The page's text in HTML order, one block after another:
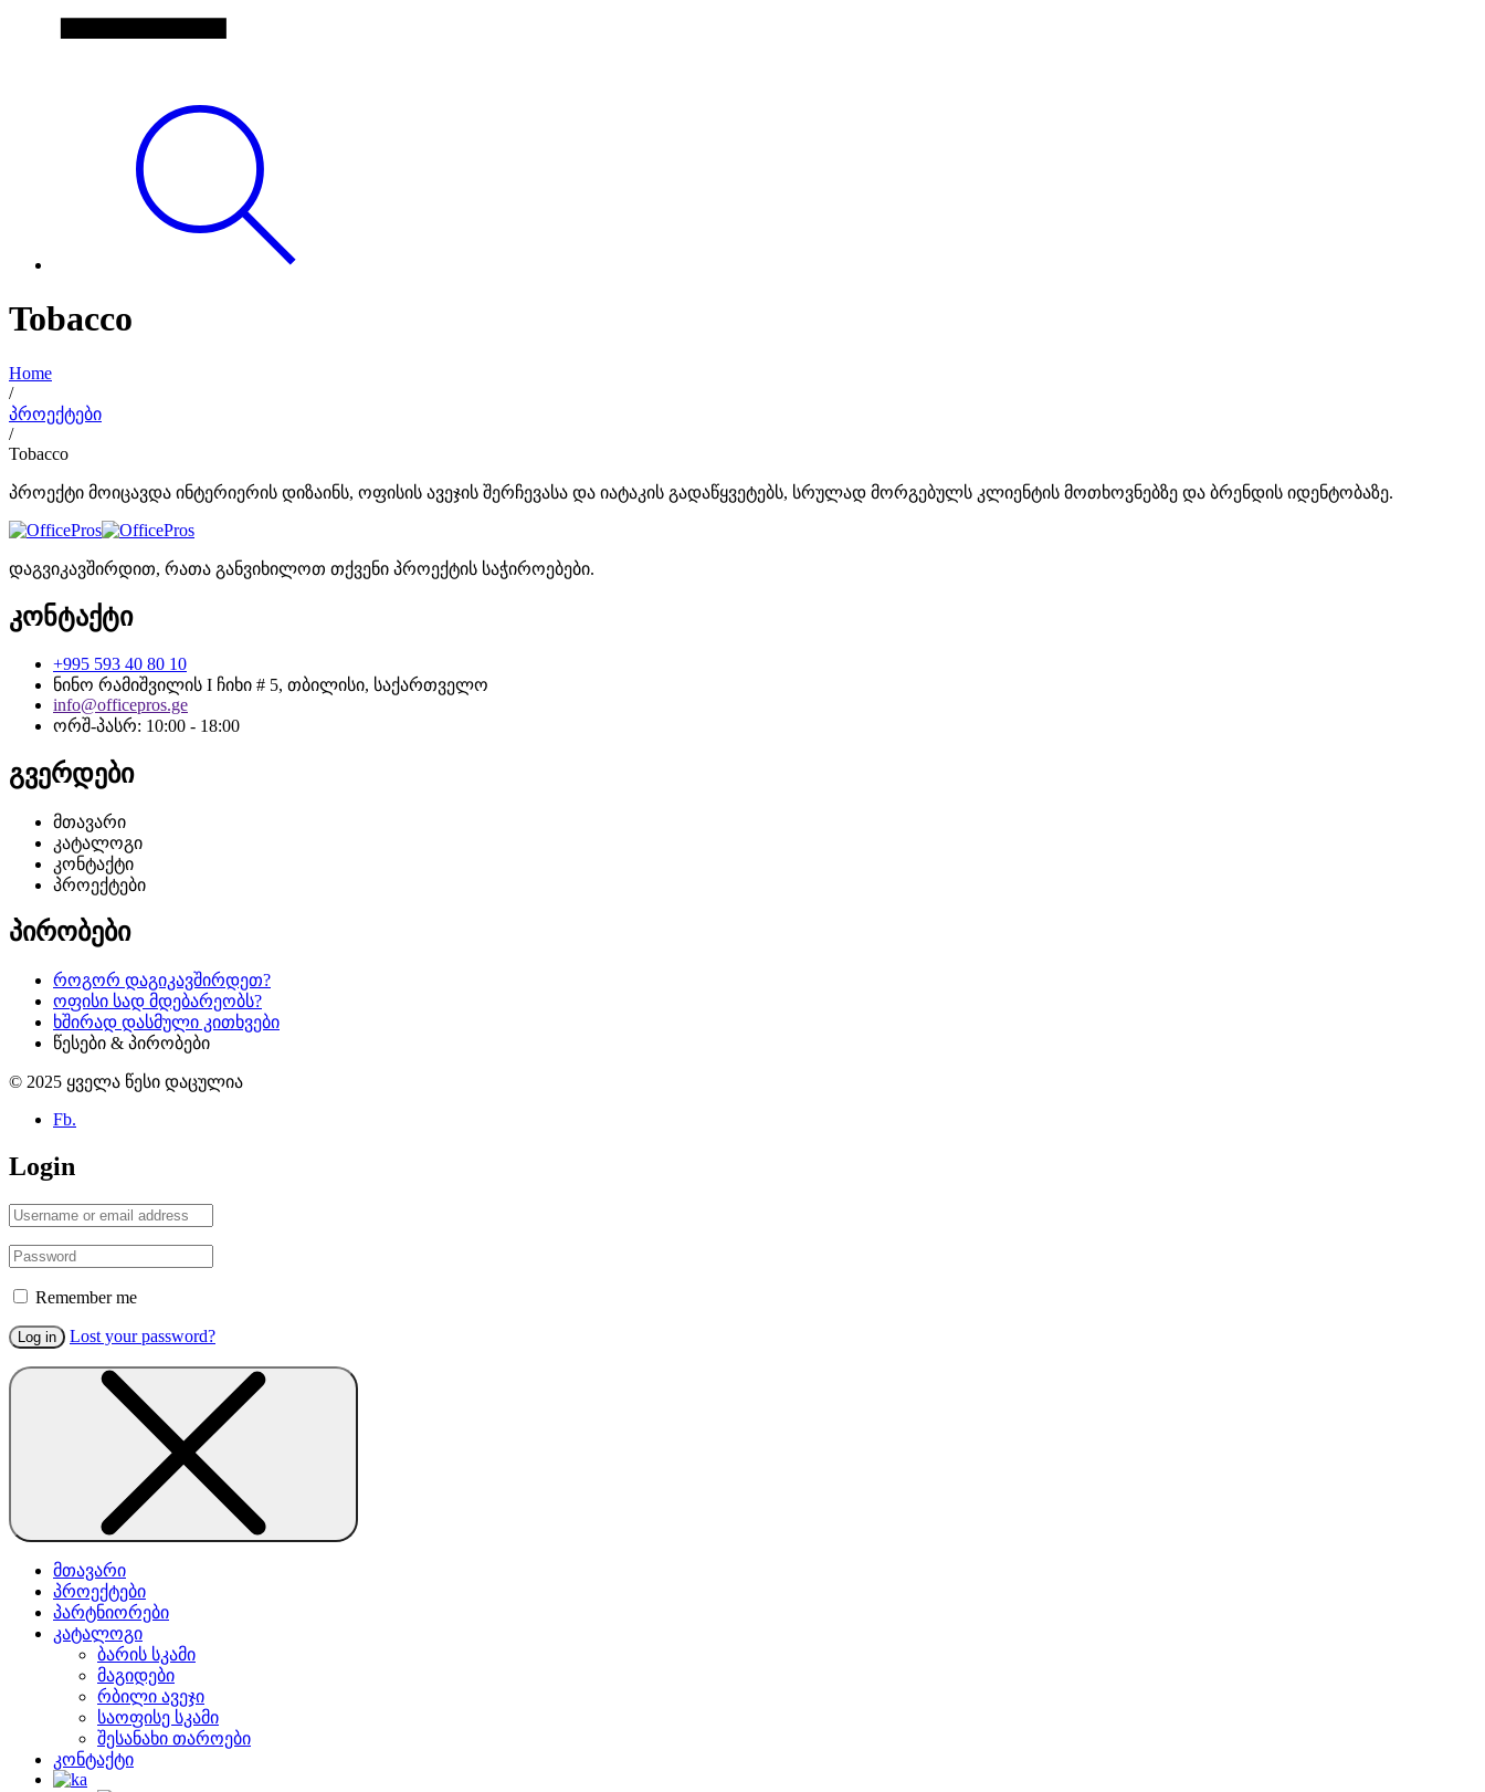
Tobacco
Home
/
პროექტები
/
Tobacco
პროექტი მოიცავდა ინტერიერის დიზაინს, ოფისის ავეჯის შერჩევასა და იატაკის გადაწყვეტებს, სრულად მორგებულს კლიენტის მოთხოვნებზე და ბრენდის იდენტობაზე.
დაგვიკავშირდით, რათა განვიხილოთ თქვენი პროექტის საჭიროებები.
კონტაქტი
+995 593 40 80 10
ნინო რამიშვილის I ჩიხი # 5, თბილისი, საქართველო
info@officepros.ge
ორშ-პასრ: 10:00 - 18:00
გვერდები
მთავარი
კატალოგი
კონტაქტი
პროექტები
პირობები
როგორ დაგიკავშირდეთ?
ოფისი სად მდებარეობს?
ხშირად დასმული კითხვები
წესები & პირობები
© 2025 ყველა წესი დაცულია
Fb.
Login
Remember me
Log in Lost your password?
მთავარი
პროექტები
პარტნიორები
კატალოგი
ბარის სკამი
მაგიდები
რბილი ავეჯი
საოფისე სკამი
შესანახი თაროები
კონტაქტი